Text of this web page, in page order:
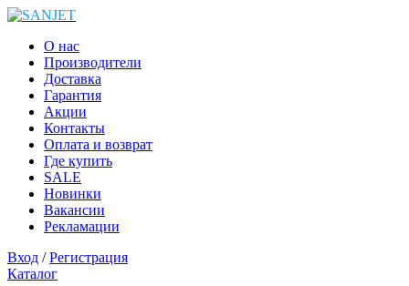
О нас
Производители
Доставка
Гарантия
Акции
Контакты
Оплата и возврат
Где купить
SALE
Новинки
Вакансии
Рекламации
Вход /Регистрация
Каталог